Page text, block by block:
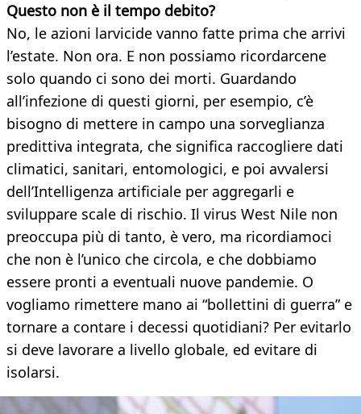
Questo non è il tempo debito?
No, le azioni larvicide vanno fatte prima che arrivi
l’estate. Non ora. E non possiamo ricordarcene
solo quando ci sono dei morti. Guardando
all’infezione di questi giorni, per esempio, c’è
bisogno di mettere in campo una sorveglianza
predittiva integrata, che significa raccogliere dati
climatici, sanitari, entomologici, e poi avvalersi
dell’Intelligenza artificiale per aggregarli e
sviluppare scale di rischio. Il virus West Nile non
preoccupa più di tanto, è vero, ma ricordiamoci
che non è l’unico che circola, e che dobbiamo
essere pronti a eventuali nuove pandemie. O
vogliamo rimettere mano ai “bollettini di guerra” e
tornare a contare i decessi quotidiani? Per evitarlo
si deve lavorare a livello globale, ed evitare di
isolarsi.